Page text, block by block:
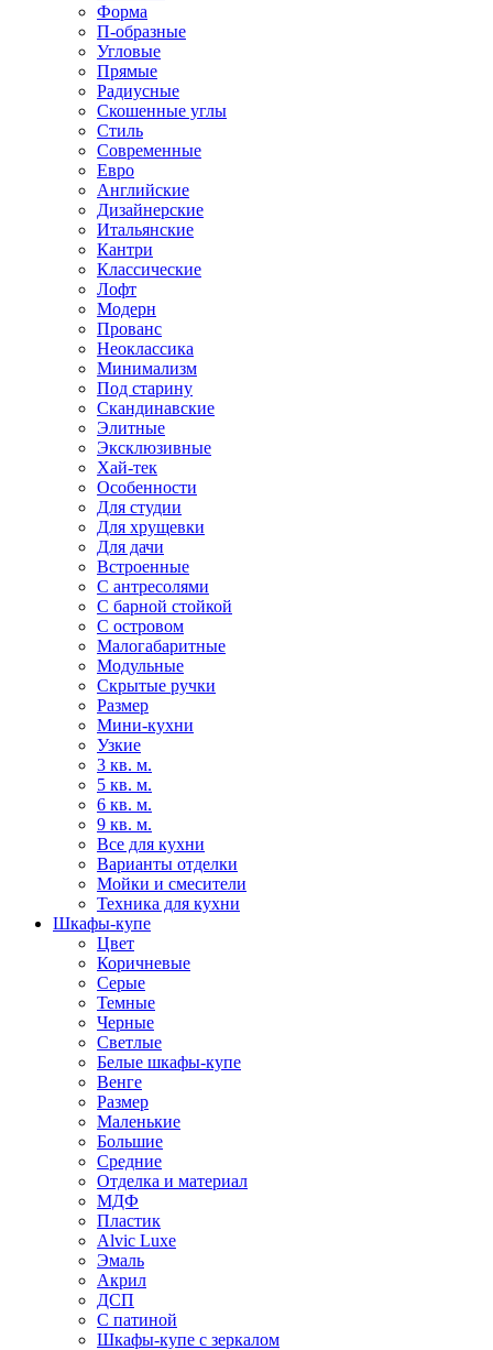
Форма
П-образные
Угловые
Прямые
Радиусные
Скошенные углы
Стиль
Современные
Евро
Английские
Дизайнерские
Итальянские
Кантри
Классические
Лофт
Модерн
Прованс
Неоклассика
Минимализм
Под старину
Скандинавские
Элитные
Эксклюзивные
Хай-тек
Особенности
Для студии
Для хрущевки
Для дачи
Встроенные
С антресолями
С барной стойкой
С островом
Малогабаритные
Модульные
Скрытые ручки
Размер
Мини-кухни
Узкие
3 кв. м.
5 кв. м.
6 кв. м.
9 кв. м.
Все для кухни
Варианты отделки
Мойки и смесители
Техника для кухни
Шкафы-купе
Цвет
Коричневые
Серые
Темные
Черные
Светлые
Белые шкафы-купе
Венге
Размер
Маленькие
Большие
Средние
Отделка и материал
МДФ
Пластик
Alvic Luxe
Эмаль
Акрил
ДСП
С патиной
Шкафы-купе с зеркалом